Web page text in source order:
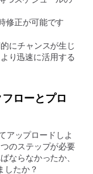
修正が可能です
にチャンスが生じ
り迅速に活用する
ローとプロ
アップロードしよ
のステップが必要
ならなかったか、
したか？